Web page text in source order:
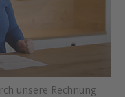
Video "Denise
unsere Rechnung